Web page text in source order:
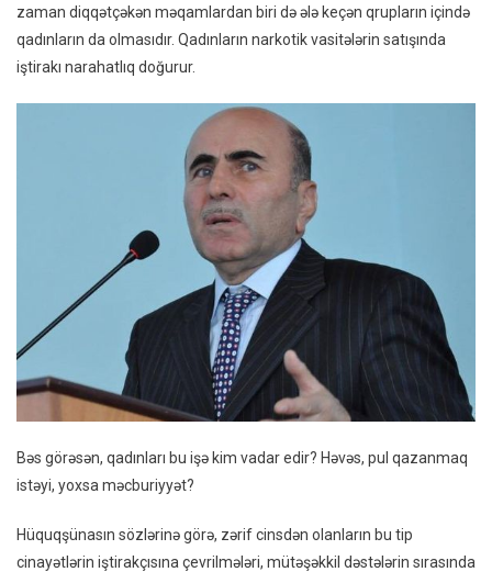
zaman diqqətçəkən məqamlardan biri də ələ keçən qrupların içində
qadınların da olmasıdır. Qadınların narkotik vasitələrin satışında
iştirakı narahatlıq doğurur.
Bəs görəsən, qadınları bu işə kim vadar edir? Həvəs, pul qazanmaq
istəyi, yoxsa məcburiyyət?
Hüquqşünasın sözlərinə görə, zərif cinsdən olanların bu tip
cinayətlərin iştirakçısına çevrilmələri, mütəşəkkil dəstələrin sırasında